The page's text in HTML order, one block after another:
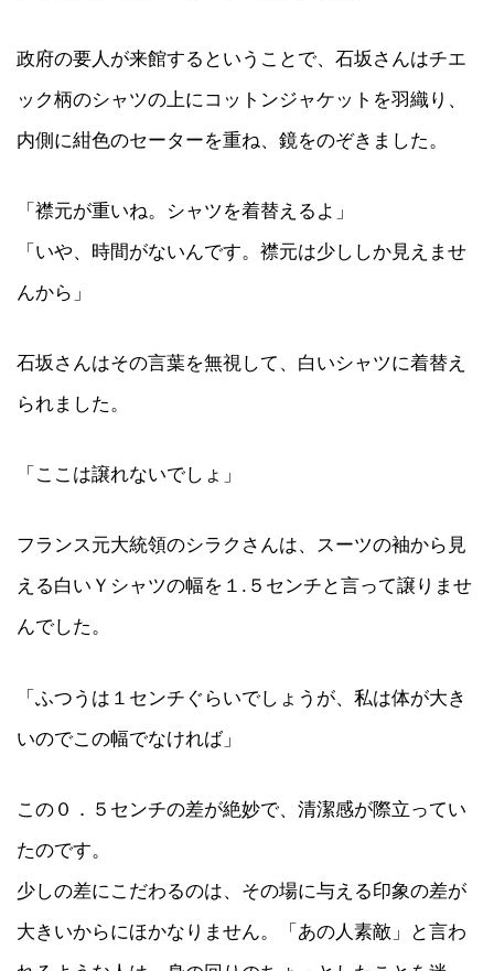
政府の要人が来館するということで、石坂さんはチエ
ック柄のシャツの上にコットンジャケットを羽織り、
内側に紺色のセーターを重ね、鏡をのぞきました。
「襟元が重いね。シャツを着替えるよ」
「いや、時間がないんです。襟元は少ししか見えませ
んから」
石坂さんはその言葉を無視して、白いシャツに着替え
られました。
「ここは譲れないでしょ」
フランス元大統領のシラクさんは、スーツの袖から見
える白いＹシャツの幅を１.５センチと言って譲りませ
んでした。
「ふつうは１センチぐらいでしょうが、私は体が大き
いのでこの幅でなければ」
この０．５センチの差が絶妙で、清潔感が際立ってい
たのです。
少しの差にこだわるのは、その場に与える印象の差が
大きいからにほかなりません。「あの人素敵」と言わ